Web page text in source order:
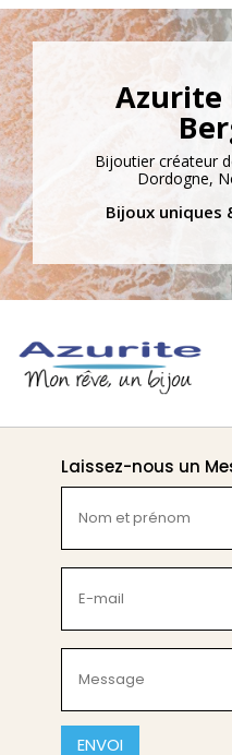
Bijoutier créateur
Dordogne,
Bijoux uniques
Laissez-nous un
et
prénom
(Nécessaire)
mail
(Nécessaire)
(Nécessaire)
CAPTCHA